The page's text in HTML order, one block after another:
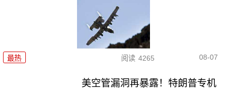
最热 阅读 4265 08-07
美空管漏洞再暴露！特朗普专机